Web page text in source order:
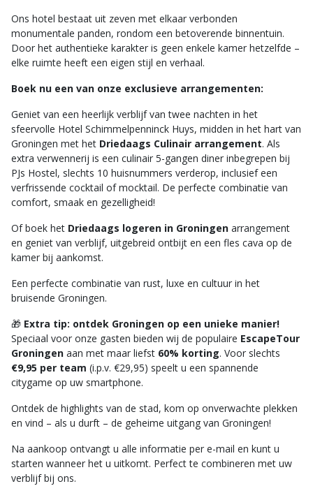
Ons hotel bestaat uit zeven met elkaar verbonden
monumentale panden, rondom een betoverende binnentuin.
Door het authentieke karakter is geen enkele kamer hetzelfde –
elke ruimte heeft een eigen stijl en verhaal.
Boek nu een van onze exclusieve arrangementen:
Geniet van een heerlijk verblijf van twee nachten in het
sfeervolle Hotel Schimmelpenninck Huys, midden in het hart van
Groningen met het Driedaags Culinair arrangement. Als
extra verwennerij is een culinair 5-gangen diner inbegrepen bij
PJs Hostel, slechts 10 huisnummers verderop, inclusief een
verfrissende cocktail of mocktail. De perfecte combinatie van
comfort, smaak en gezelligheid!
Of boek het Driedaags logeren in Groningen arrangement
en geniet van verblijf, uitgebreid ontbijt en een fles cava op de
kamer bij aankomst.
Een perfecte combinatie van rust, luxe en cultuur in het
bruisende Groningen.
🎁 Extra tip: ontdek Groningen op een unieke manier!
Speciaal voor onze gasten bieden wij de populaire EscapeTour
Groningen aan met maar liefst 60% korting. Voor slechts
€9,95 per team (i.p.v. €29,95) speelt u een spannende
citygame op uw smartphone.
Ontdek de highlights van de stad, kom op onverwachte plekken
en vind – als u durft – de geheime uitgang van Groningen!
Na aankoop ontvangt u alle informatie per e-mail en kunt u
starten wanneer het u uitkomt. Perfect te combineren met uw
verblijf bij ons.